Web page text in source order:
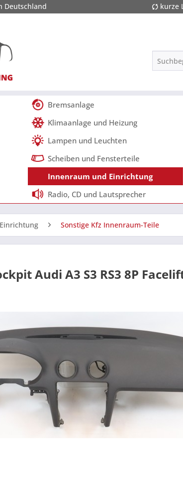
Deutschland kurze
Bremsanlage
Klimaanlage und Heizung
Lampen und Leuchten
Scheiben und Fensterteile
Innenraum und Einrichtung
Radio, CD und Lautsprecher
Sonstige Kfz Innenraum-Teile
Audi A3 S3 RS3 8P